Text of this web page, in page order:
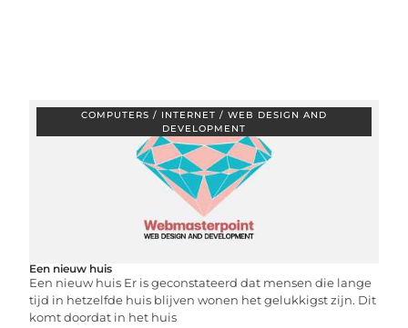
COMPUTERS / INTERNET / WEB DESIGN AND
DEVELOPMENT
Een nieuw huis
Een nieuw huis Er is geconstateerd dat mensen die lange
tijd in hetzelfde huis blijven wonen het gelukkigst zijn. Dit
komt doordat in het huis